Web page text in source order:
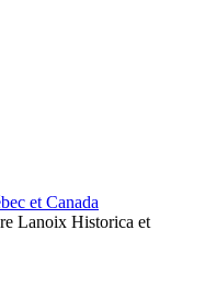
et Canada
Lanoix Historica et